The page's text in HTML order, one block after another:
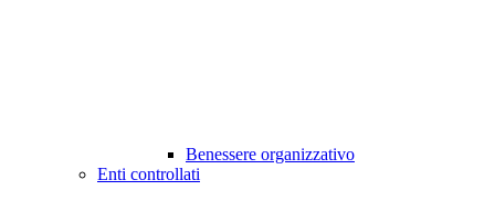
Benessere organizzativo
Enti controllati